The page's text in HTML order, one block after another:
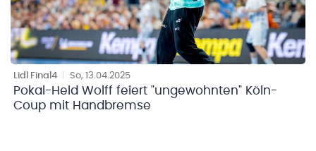
Lidl Final4 So, 13.04.2025
Pokal-Held Wolff feiert "ungewohnten" Köln-
Coup mit Handbremse